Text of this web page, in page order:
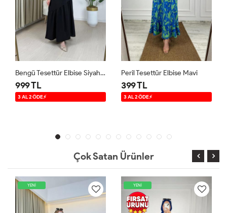
Bengü Tesettür Elbise Siyah Siyah
999 TL
3 AL 2 ÖDE⚡
Peril Tesettür Elbise Mavi
399 TL
3 AL 2 ÖDE⚡
Çok Satan Ürünler
YENİ YENİ